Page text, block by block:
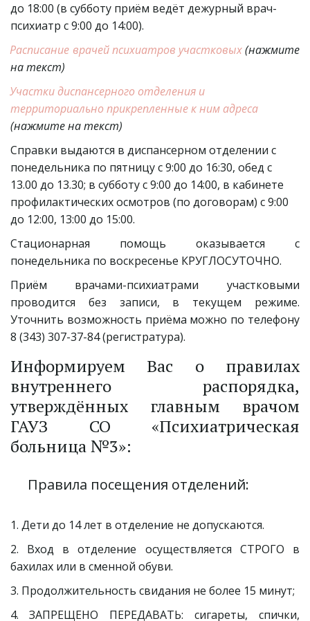
до 18:00 (в субботу приём ведёт дежурный врач-
психиатр с 9:00 до 14:00).
Расписание врачей психиатров участковых(нажмите
на текст)
Участки диспансерного отделения и
(нажмите на текст)
Справки выдаются в диспансерном отделении с
понедельника по пятницу с 9:00 до 16:30, обед с
13.00 до 13.30; в субботу с 9:00 до 14:00, в кабинете
профилактических осмотров (по договорам) с 9:00
до 12:00, 13:00 до 15:00.
Стационарная помощь оказывается с
понедельника по воскресенье КРУГЛОСУТОЧНО.
Приём врачами-психиатрами участковыми
проводится без записи, в текущем режиме.
Уточнить возможность приёма можно по телефону
8 (343) 307-37-84 (регистратура).
Информируем Вас о правилах
внутреннего распорядка,
утверждённых главным врачом
ГАУЗ СО «Психиатрическая
больница №3»:
Правила посещения отделений:
1. Дети до 14 лет в отделение не допускаются.
2. Вход в отделение осуществляется СТРОГО в
бахилах или в сменной обуви.
3. Продолжительность свидания не более 15 минут;
4. ЗАПРЕЩЕНО ПЕРЕДАВАТЬ: сигареты, спички,